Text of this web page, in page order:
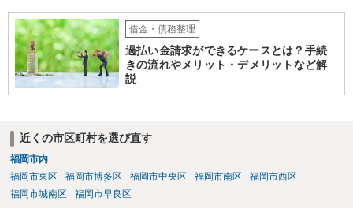
借金・債務整理
過払い金請求ができるケースとは？手続
きの流れやメリット・デメリットなど解
説
近くの市区町村を選び直す
福岡市内
福岡市東区
福岡市博多区 福岡市中央区 福岡市南区
福岡市西区
福岡市城南区
福岡市早良区